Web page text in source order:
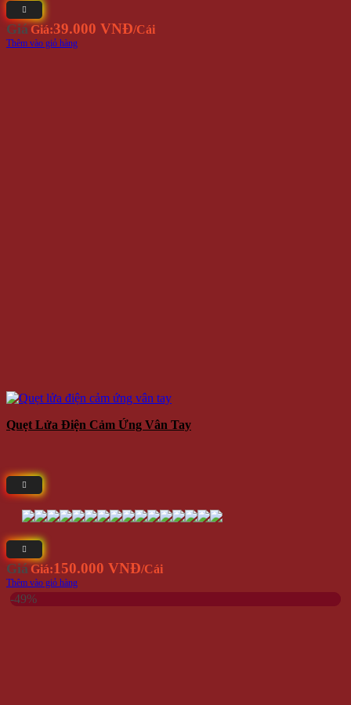
Giá Giá:39.000 VNĐ/Cái
Thêm vào giỏ hàng
Quẹt Lửa Điện Cảm Ứng Vân Tay
Giá Giá:150.000 VNĐ/Cái
Thêm vào giỏ hàng
-49%